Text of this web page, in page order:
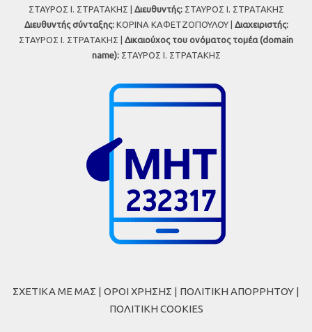
ΣΤΑΥΡΟΣ Ι. ΣΤΡΑΤΑΚΗΣ | Διευθυντής:ΣΤΑΥΡΟΣ Ι. ΣΤΡΑΤΑΚΗΣ
Διευθυντής σύνταξης:ΚΟΡΙΝΑ ΚΑΦΕΤΖΟΠΟΥΛΟΥ | Διαχειριστής:
ΣΤΑΥΡΟΣ Ι. ΣΤΡΑΤΑΚΗΣ | Δικαιούχος του ονόματος τομέα (domain
name):ΣΤΑΥΡΟΣ Ι. ΣΤΡΑΤΑΚΗΣ
ΣΧΕΤΙΚΑ ΜΕ ΜΑΣ | ΟΡΟΙ ΧΡΗΣΗΣ | ΠΟΛΙΤΙΚΗ ΑΠΟΡΡΗΤΟΥ |
ΠΟΛΙΤΙΚΗ COOKIES